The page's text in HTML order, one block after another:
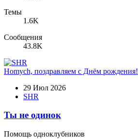
Темы
1.6K
Сообщения
43.8K
Homych, поздравляем с Днём рождения!
29 Июл 2026
SHR
Ты не одинок
Помощь одноклубников